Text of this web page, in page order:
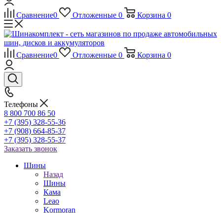
Сравнение0 Отложенные 0 Корзина 0
Сравнение0 Отложенные 0 Корзина 0
Телефоны
8 800 700 86 50
+7 (395) 328-55-36
+7 (908) 664-85-37
+7 (395) 328-55-37
Заказать звонок
Шины
Назад
Шины
Кама
Leao
Kormoran